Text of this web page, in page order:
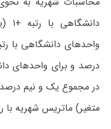
در مجموع یک و نیم
متغیر) ماتریس شهریه با رتبه ۱